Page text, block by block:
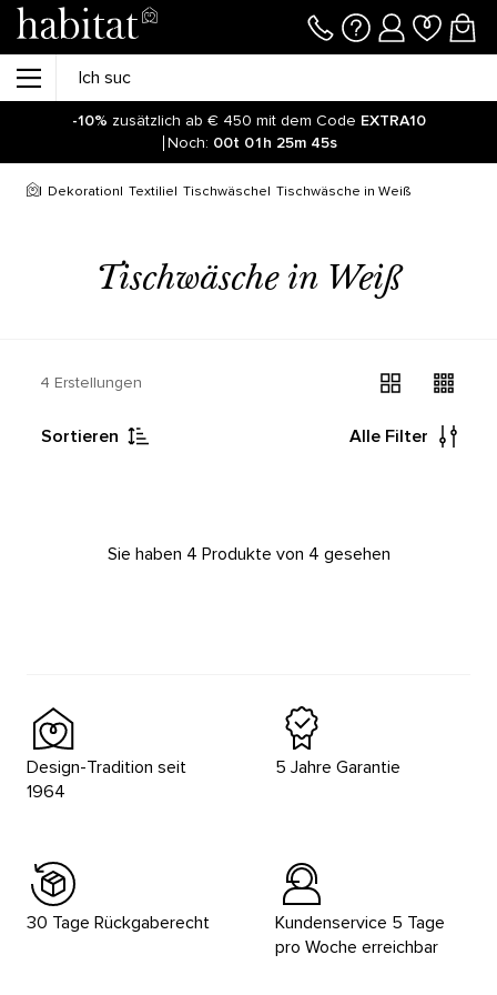
-10% zusätzlich ab € 450 mit dem Code EXTRA10
Noch: 00t 01h 25m 45s
Dekoration Textilie Tischwäsche Tischwäsche in Weiß
Tischwäsche in Weiß
4 Erstellungen
Sortieren Alle Filter
Sie haben 4 Produkte von 4 gesehen
Design-Tradition seit
1964
5 Jahre Garantie
30 Tage Rückgaberecht
Kundenservice 5 Tage
pro Woche erreichbar